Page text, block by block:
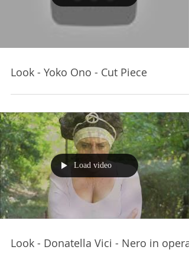
Look - Yoko Ono - Cut Piece
Load video
Look - Donatella Vici - Nero in opera